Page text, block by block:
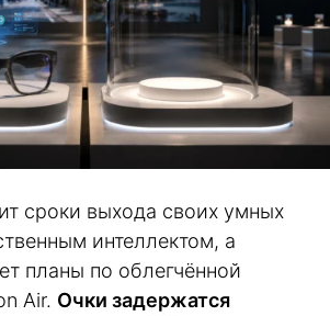
сроки выхода своих умных
интеллектом, а
планы по облегчённой
Air. Очки задержатся